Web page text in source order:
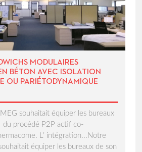
MODULAIRES
BÉTON AVEC ISOLATION
OU PARIÉTODYNAMIQUE
souhaitait équiper les bureaux
du procédé P2P actif co-
L’ intégration...Notre
équiper les bureaux de son